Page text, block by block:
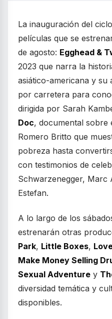
La inauguración del
películas que se
de agosto: Egghead &
2023 que narra la
asiático-americana y su
por carretera para
dirigida por Sarah
Doc, documental sobre
Romero Britto que
pobreza hasta
con testimonios de
Schwarzenegger, Marc
Estefan.
A lo largo de los
estrenarán otras
Park, Little Boxes,
Make Money Selling
Sexual Adventure y
diversidad temática y
disponibles.